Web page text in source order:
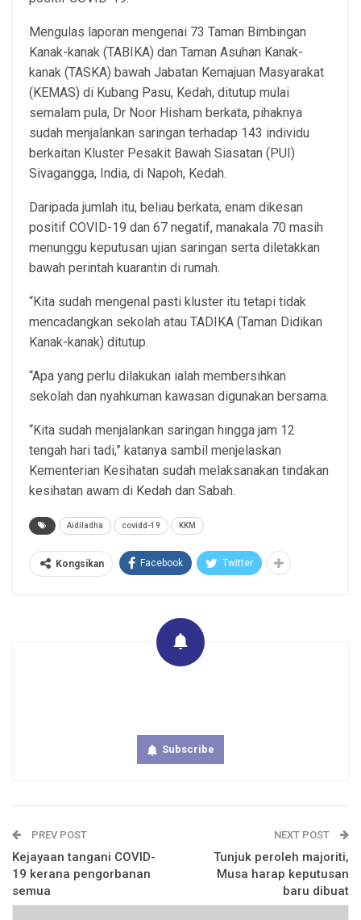
Mengulas laporan mengenai 73 Taman Bimbingan
Kanak-kanak (TABIKA) dan Taman Asuhan Kanak-
kanak (TASKA) bawah Jabatan Kemajuan Masyarakat
(KEMAS) di Kubang Pasu, Kedah, ditutup mulai
semalam pula, Dr Noor Hisham berkata, pihaknya
sudah menjalankan saringan terhadap 143 individu
berkaitan Kluster Pesakit Bawah Siasatan (PUI)
Sivagangga, India, di Napoh, Kedah.
Daripada jumlah itu, beliau berkata, enam dikesan
positif COVID-19 dan 67 negatif, manakala 70 masih
menunggu keputusan ujian saringan serta diletakkan
bawah perintah kuarantin di rumah.
“Kita sudah mengenal pasti kluster itu tetapi tidak
mencadangkan sekolah atau TADIKA (Taman Didikan
Kanak-kanak) ditutup.
“Apa yang perlu dilakukan ialah membersihkan
sekolah dan nyahkuman kawasan digunakan bersama.
“Kita sudah menjalankan saringan hingga jam 12
tengah hari tadi,” katanya sambil menjelaskan
Kementerian Kesihatan sudah melaksanakan tindakan
kesihatan awam di Kedah dan Sabah.
Aidiladha covidd-19 KKM
Kongsikan Facebook Twitter
Subscribe
PREV POST
Kejayaan tangani COVID-
19 kerana pengorbanan
semua
NEXT POST
Tunjuk peroleh majoriti,
Musa harap keputusan
baru dibuat